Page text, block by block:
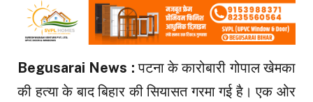
Begusarai News :पटना के कारोबारी गोपाल खेमका
की हत्या के बाद बिहार की सियासत गरमा गई है। एक ओर